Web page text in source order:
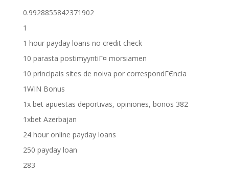
0.9928855842371902
1
1 hour payday loans no credit check
10 parasta postimyyntiГ¤ morsiamen
10 principais sites de noiva por correspondГЄncia
1WIN Bonus
1x bet apuestas deportivas, opiniones, bonos 382
1xbet Azerbajan
24 hour online payday loans
250 payday loan
283